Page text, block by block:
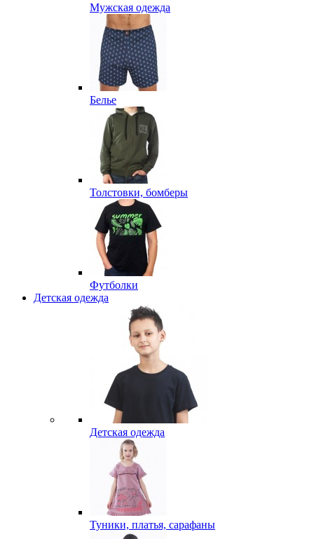
Мужская одежда
Белье
Толстовки, бомберы
Футболки
Детская одежда
Детская одежда
Туники, платья, сарафаны